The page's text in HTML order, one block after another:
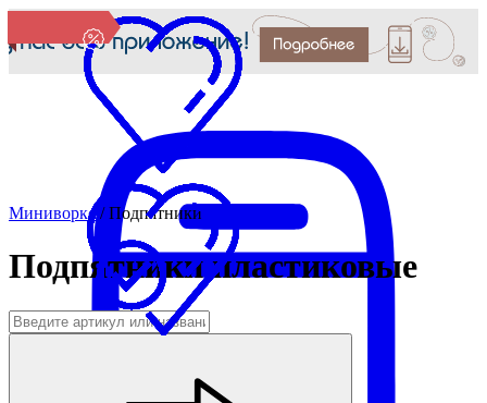
Миниворкс /Подпятники
Подпятники пластиковые